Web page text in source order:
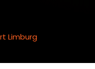
Limburg